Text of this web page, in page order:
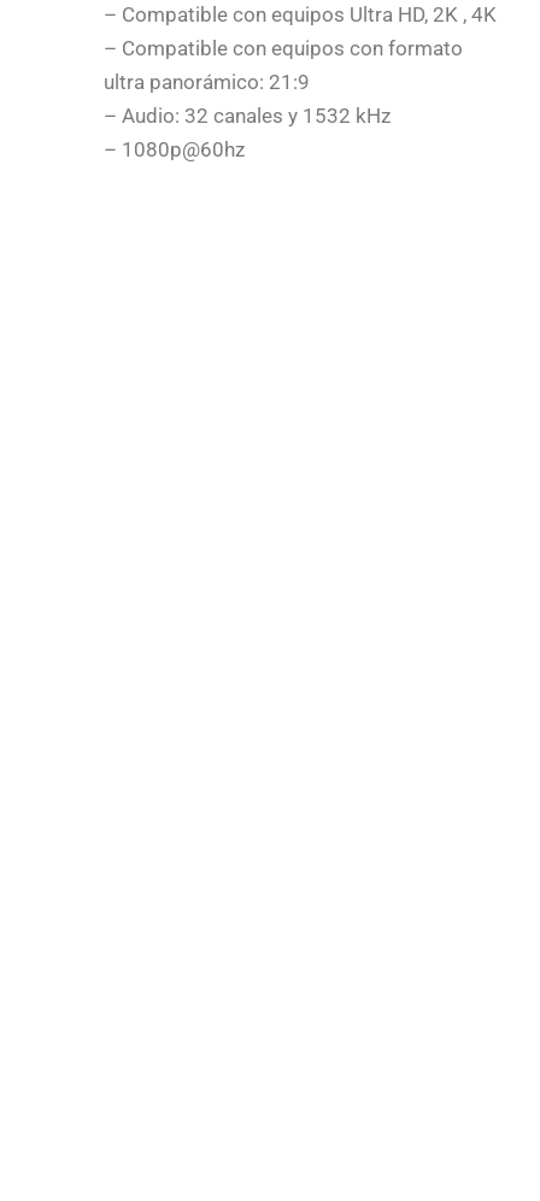
– Compatible con equipos Ultra HD, 2K , 4K
– Compatible con equipos con formato
ultra panorámico: 21:9
– Audio: 32 canales y 1532 kHz
– 1080p@60hz